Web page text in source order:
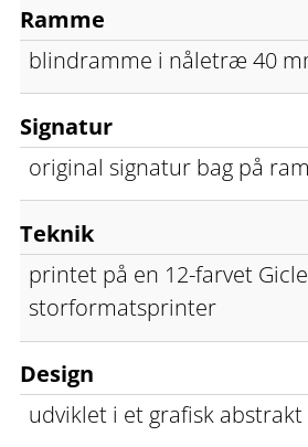
Ramme
blindramme i nåletræ 40
Signatur
original signatur bag på
Teknik
printet på en 12-farvet
storformatsprinter
Design
udviklet i et grafisk